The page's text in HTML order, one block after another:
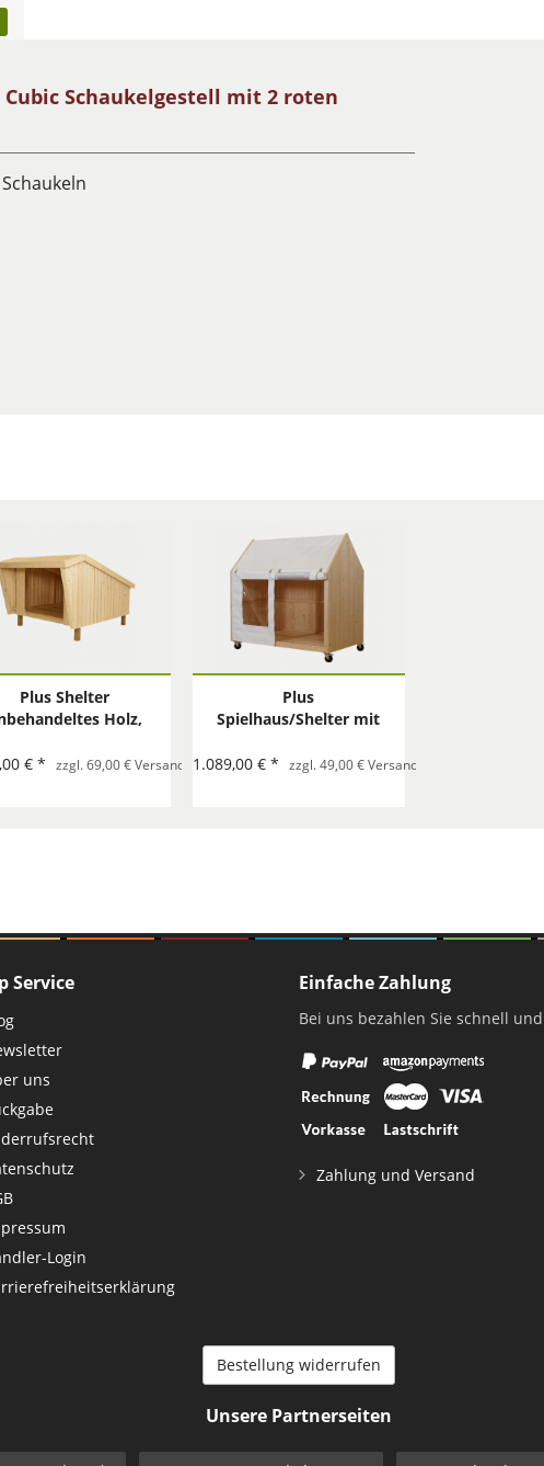
Schaukelgestell mit 2 roten
pro Bestellung
Plus Shelter
Holz,
107 cm.
€ * zzgl. 69,00 € Versand per Sperrgut pro Bestellung
Plus
Spielhaus/Shelter mit
1.089,00 € * zzgl. 49,00 € Versand mit Spedition pro
Service
uns
Login
Einfache Zahlung
Bei uns bezahlen Sie schnell
Zahlung und Versand
Bestellung widerrufen
Unsere Partnerseiten